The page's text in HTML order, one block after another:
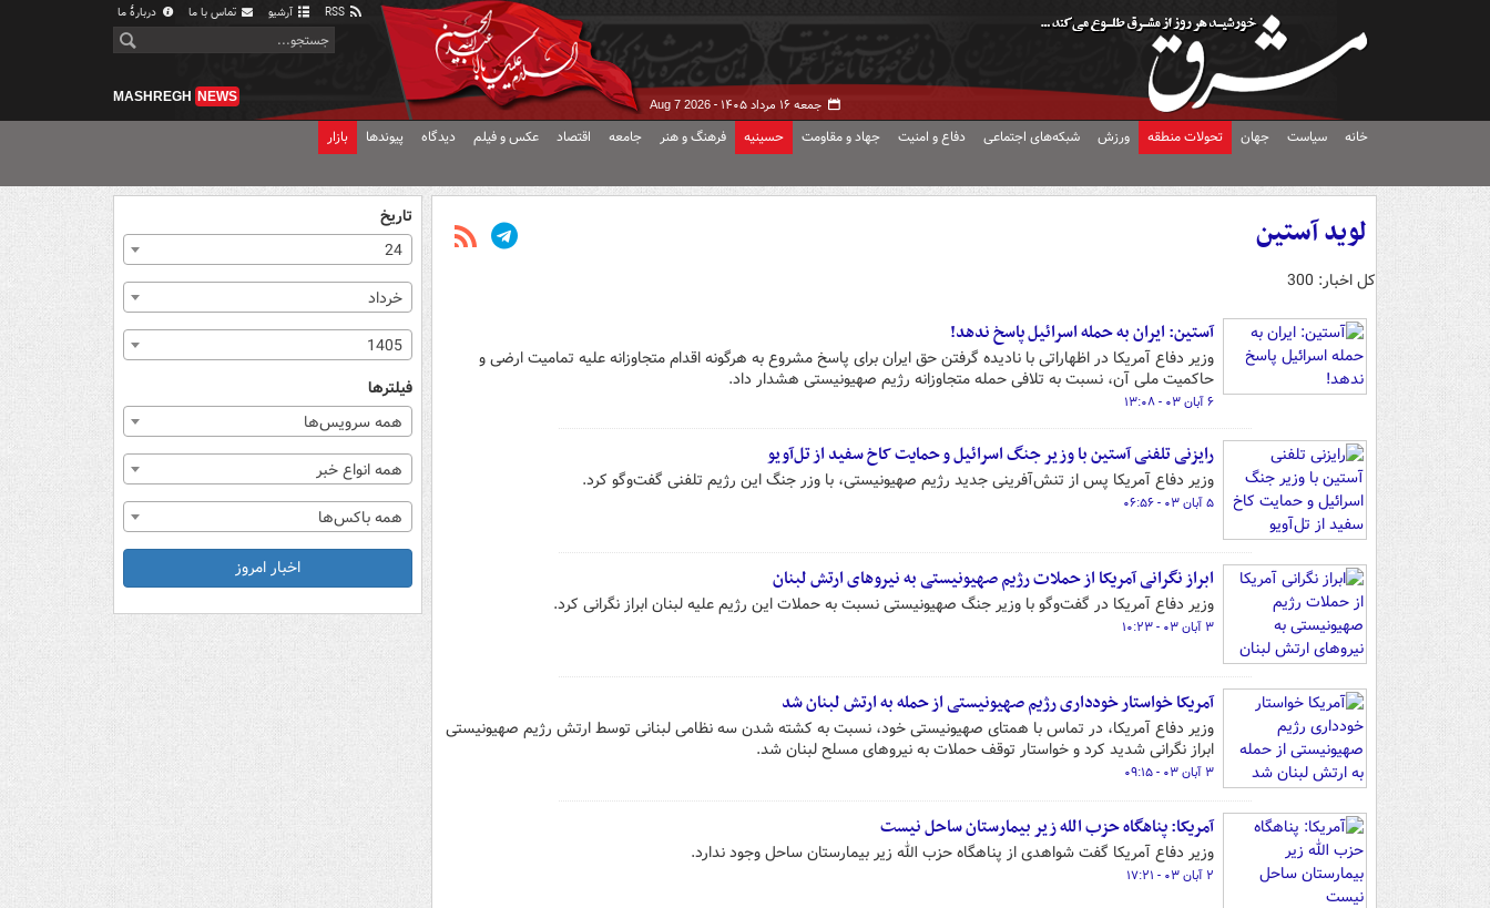
آرشیو تماس با ما دربارهٔ ما
جمعه ۱۶ مرداد ۱۴۰۵ - Aug 7 2026
MASHREGH NEWS
خانه سیاست جهان تحولات منطقه ورزش شبکه‌های اجتماعی دفاع و امنیت جهاد و مقاومت حسینیه فرهنگ و هنر جامعه اقتصاد عکس و فیلم دیدگاه پیوندها بازار
لوید آستین
کل اخبار: 300
آستین: ایران به حمله اسرائیل پاسخ ندهد!
وزیر دفاع آمریکا در اظهاراتی با نادیده گرفتن حق ایران برای پاسخ مشروع به هرگونه اقدام متجاوزانه علیه تمامیت ارضی و
حاکمیت ملی آن، نسبت به تلافی حمله متجاوزانه رژیم صهیونیستی هشدار داد.
۶ آبان ۰۳ - ۱۳:۰۸
رایزنی تلفنی آستین با وزیر جنگ اسرائیل و حمایت کاخ سفید از تل‌آویو
وزیر دفاع آمریکا پس از تنش‌آفرینی جدید رژیم صهیونیستی، با وزر جنگ این رژیم تلفنی گفت‌وگو کرد.
۵ آبان ۰۳ - ۰۶:۵۶
ابراز نگرانی آمریکا از حملات رژیم صهیونیستی به نیروهای ارتش لبنان
وزیر دفاع آمریکا در گفت‌وگو با وزیر جنگ صهیونیستی نسبت به حملات این رژیم علیه لبنان ابراز نگرانی کرد.
۳ آبان ۰۳ - ۱۰:۲۳
آمریکا خواستار خودداری رژیم صهیونیستی از حمله به ارتش لبنان شد
وزیر دفاع آمریکا، در تماس با همتای صهیونیستی خود، نسبت به کشته شدن سه نظامی لبنانی توسط ارتش رژیم صهیونیستی
ابراز نگرانی شدید کرد و خواستار توقف حملات به نیروهای مسلح لبنان شد.
۳ آبان ۰۳ - ۰۹:۱۵
آمریکا: پناهگاه حزب الله زیر بیمارستان ساحل نیست
وزیر دفاع آمریکا گفت شواهدی از پناهگاه حزب الله زیر بیمارستان ساحل وجود ندارد.
۲ آبان ۰۳ - ۱۷:۲۱
تاریخ
24
خرداد
1405
فیلترها
همه سرویس‌ها
همه انواع خبر
همه باکس‌ها
اخبار امروز